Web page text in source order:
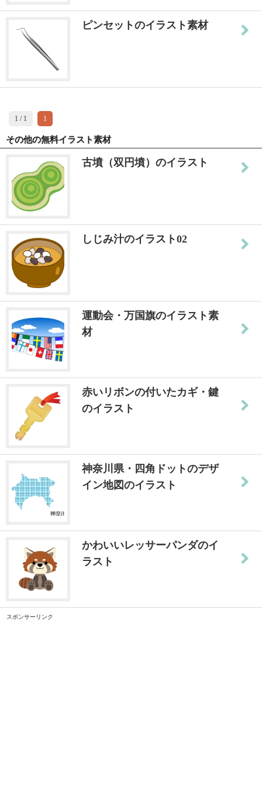
ピンセットのイラスト素材
1 / 1 1
その他の無料イラスト素材
古墳（双円墳）のイラスト
しじみ汁のイラスト02
運動会・万国旗のイラスト素
材
赤いリボンの付いたカギ・鍵
のイラスト
神奈川県・四角ドットのデザ
イン地図のイラスト
かわいいレッサーパンダのイ
ラスト
スポンサーリンク